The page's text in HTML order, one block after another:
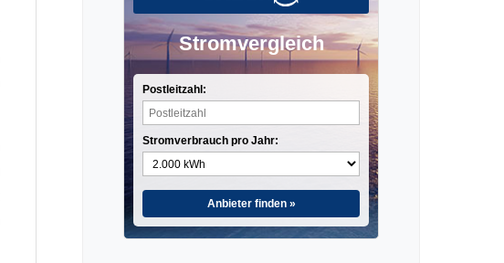
Stromvergleich
Postleitzahl:
Stromverbrauch pro Jahr:
Anbieter finden »